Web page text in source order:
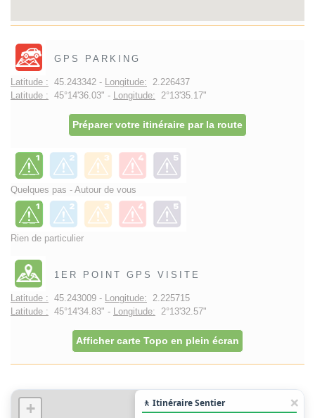
GPS PARKING
Latitude : 45.243342 - Longitude: 2.226437
Latitude : 45°14'36.03" - Longitude: 2°13'35.17"
Préparer votre itinéraire par la route
Quelques pas - Autour de vous
Rien de particulier
1ER POINT GPS VISITE
Latitude : 45.243009 - Longitude: 2.225715
Latitude : 45°14'34.83" - Longitude: 2°13'32.57"
Afficher carte Topo en plein écran
+
🚶 Itinéraire Sentier